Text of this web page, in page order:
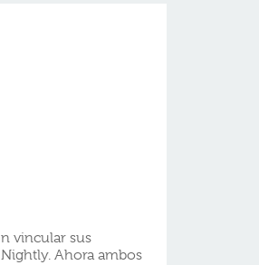
vincular sus
Ahora ambos